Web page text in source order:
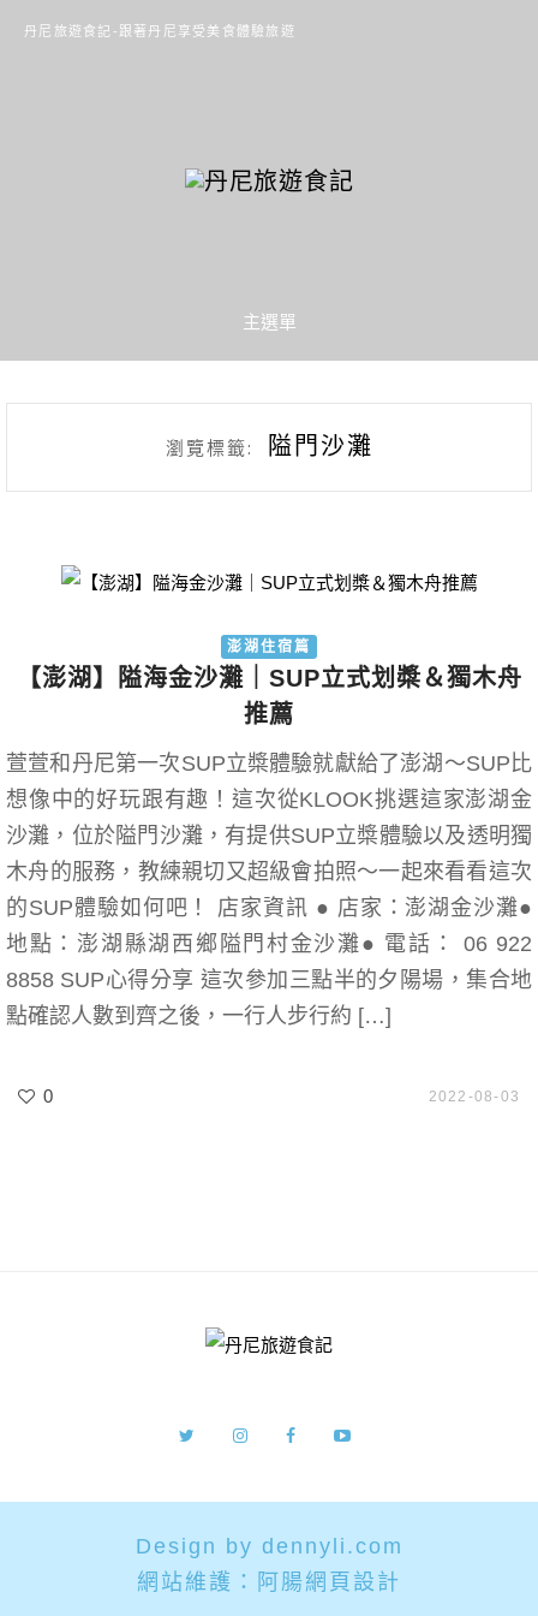
丹尼旅遊食記-跟著丹尼享受美食體驗旅遊
主選單
瀏覽標籤: 隘門沙灘
澎湖住宿篇
【澎湖】隘海金沙灘｜SUP立式划槳＆獨木舟
推薦
萱萱和丹尼第一次SUP立槳體驗就獻給了澎湖～SUP比
想像中的好玩跟有趣！這次從KLOOK挑選這家澎湖金
沙灘，位於隘門沙灘，有提供SUP立槳體驗以及透明獨
木舟的服務，教練親切又超級會拍照～一起來看看這次
的SUP體驗如何吧！ 店家資訊 ● 店家：澎湖金沙灘●
地點：澎湖縣湖西鄉隘門村金沙灘● 電話： 06 922
8858 SUP心得分享 這次參加三點半的夕陽場，集合地
點確認人數到齊之後，一行人步行約 […]
0 2022-08-03
Design by dennyli.com
網站維護： 阿腸網頁設計